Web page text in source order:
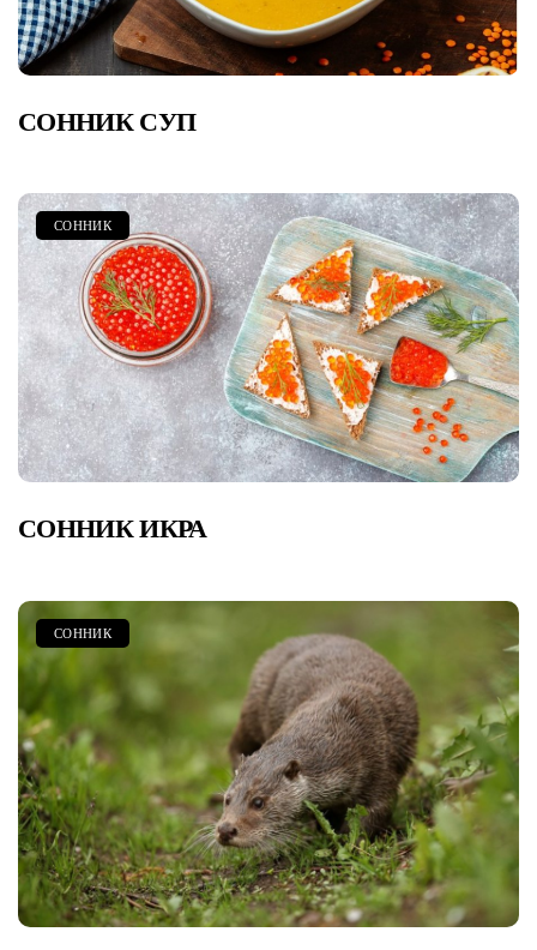
СОННИК СУП
СОННИК
СОННИК ИКРА
СОННИК